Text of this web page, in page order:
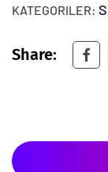
KATEGORILER:
Share: